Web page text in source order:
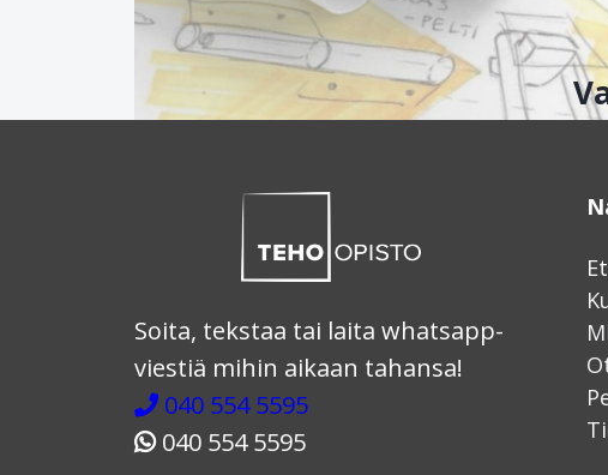
Soita, tekstaa tai laita whatsapp-
viestiä mihin aikaan tahansa!
040 554 5595
040 554 5595